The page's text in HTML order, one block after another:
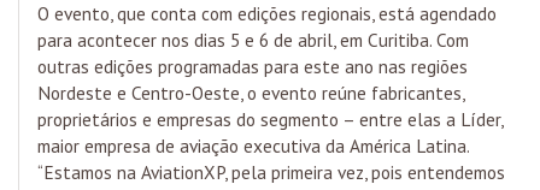
O evento, que conta com edições regionais, está agendado
para acontecer nos dias 5 e 6 de abril, em Curitiba. Com
outras edições programadas para este ano nas regiões
Nordeste e Centro-Oeste, o evento reúne fabricantes,
proprietários e empresas do segmento – entre elas a Líder,
maior empresa de aviação executiva da América Latina.
“Estamos na AviationXP, pela primeira vez, pois entendemos